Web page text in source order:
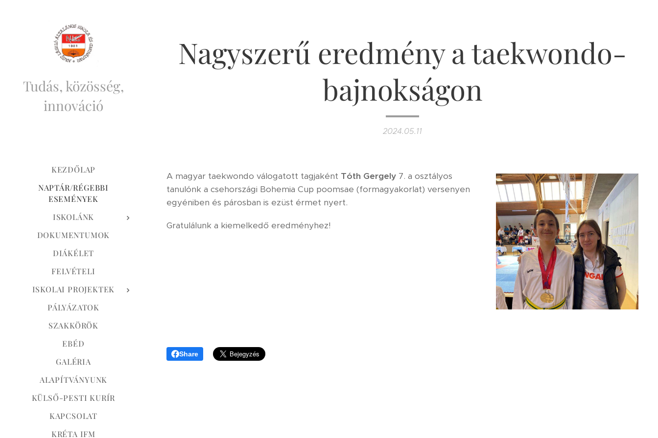
Tudás, közösség,
innováció
KEZDŐLAP
NAPTÁR/RÉGEBBI
ESEMÉNYEK
ISKOLÁNK
DOKUMENTUMOK
DIÁKÉLET
FELVÉTELI
ISKOLAI PROJEKTEK
PÁLYÁZATOK
SZAKKÖRÖK
EBÉD
GALÉRIA
ALAPÍTVÁNYUNK
KÜLSŐ-PESTI KURÍR
KAPCSOLAT
KRÉTA IFM
Nagyszerű eredmény a taekwondo-
bajnokságon
2024.05.11
A magyar taekwondo válogatott tagjaként Tóth Gergely 7. a osztályos
tanulónk a csehországi Bohemia Cup poomsae (formagyakorlat) versenyen
egyéniben és párosban is ezüst érmet nyert.
Gratulálunk a kiemelkedő eredményhez!
Share